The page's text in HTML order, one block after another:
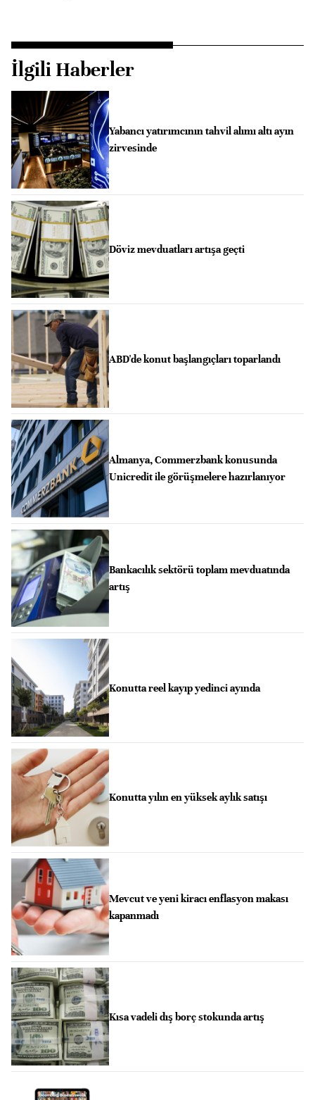
İlgili Haberler
Yabancı yatırımcının tahvil alımı altı ayın
zirvesinde
Döviz mevduatları artışa geçti
ABD'de konut başlangıçları toparlandı
Almanya, Commerzbank konusunda
Unicredit ile görüşmelere hazırlanıyor
Bankacılık sektörü toplam mevduatında
artış
Konutta reel kayıp yedinci ayında
Konutta yılın en yüksek aylık satışı
Mevcut ve yeni kiracı enflasyon makası
kapanmadı
Kısa vadeli dış borç stokunda artış